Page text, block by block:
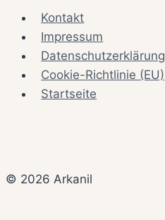
Kontakt
Impressum
Datenschutzerklärung
Cookie-Richtlinie (EU)
Startseite
© 2026 Arkanil